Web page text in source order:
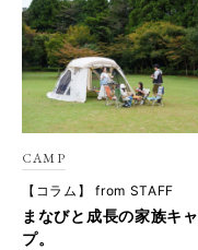
CAMP
【コラム】 from STAFF
まなびと成長の家族キ
プ。